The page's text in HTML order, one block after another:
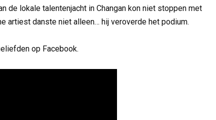
de lokale talentenjacht in Changan kon niet stoppen met
artiest danste niet alleen… hij veroverde het podium.
op Facebook.